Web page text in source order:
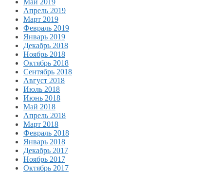
Май 2019
Апрель 2019
Март 2019
Февраль 2019
Январь 2019
Декабрь 2018
Ноябрь 2018
Октябрь 2018
Сентябрь 2018
Август 2018
Июль 2018
Июнь 2018
Май 2018
Апрель 2018
Март 2018
Февраль 2018
Январь 2018
Декабрь 2017
Ноябрь 2017
Октябрь 2017